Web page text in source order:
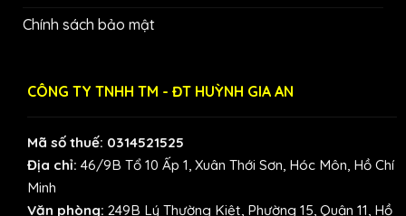
Chính sách bảo mật
CÔNG TY TNHH TM - ĐT HUỲNH GIA AN
Mã số thuế: 0314521525
Địa chỉ: 46/9B Tổ 10 Ấp 1, Xuân Thới Sơn, Hóc Môn, Hồ Chí
Minh
Văn phòng: 249B Lý Thường Kiệt, Phường 15, Quận 11, Hồ